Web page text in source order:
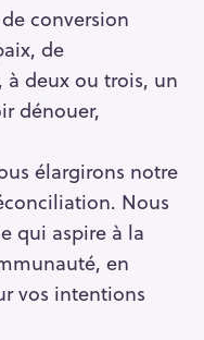
conversion
de
deux ou trois, un
dénouer,
élargirons notre
Nous
qui aspire à la
en
vos intentions